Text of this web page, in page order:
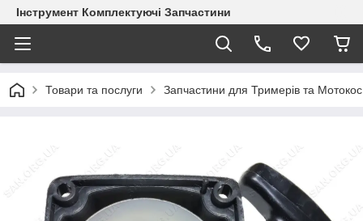
Інструмент Комплектуючі Запчастини
Товари та послуги Запчастини для Тримерів та Мотокос